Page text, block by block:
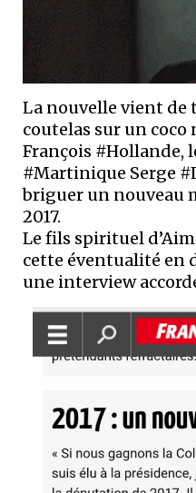
La nouvelle vient de
coutelas sur un coco
François #Hollande,
#Martinique Serge
briguer un nouveau
2017.
Le fils spirituel
cette éventualité en
une interview